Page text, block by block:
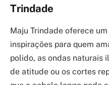
Trindade
Maju Trindade oferece
inspirações para quem
polido, as ondas naturais
de atitude ou os cortes